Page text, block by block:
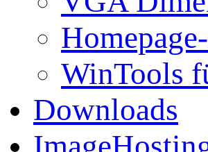
WinTools
Downloads